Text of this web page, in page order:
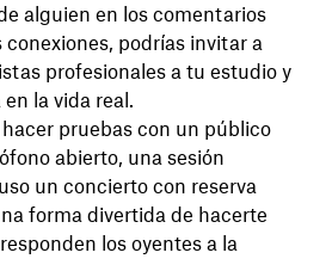
alguien en los comentarios
conexiones, podrías invitar a
profesionales a tu estudio y
la vida real.
pruebas con un público
abierto, una sesión
un concierto con reserva
forma divertida de hacerte
los oyentes a la